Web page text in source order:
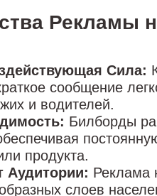
Рекламы
Сила:
сообщение
и водителей.
Билборды
продукта.
Аудитории: Реклама
слоев